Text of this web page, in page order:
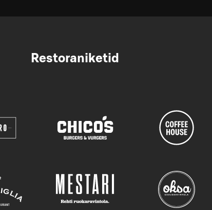
Restoraniketid